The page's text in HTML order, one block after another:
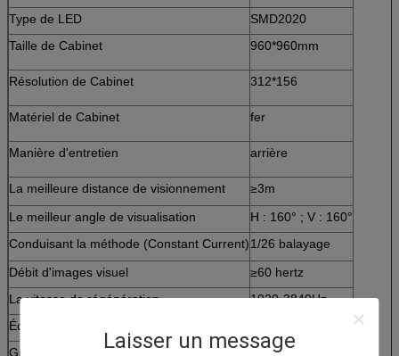
Laisser un message
Type de LED
SMD2020
Taille de Cabinet
960*960mm
Résolution de Cabinet 312*156
Matériel de Cabinet fer
Manière d'entretien arrière
La meilleure distance de visionnement
≥3m
Le meilleur angle de visualisation
H : 160° ; V : 160°
Conduisant la méthode (Constant Current)1/26 balayage
Débit d'images visuel
≥60 hertz
La vitesse de régénération
1920-3840Hz
Éclat
Grey Level
12-16bit